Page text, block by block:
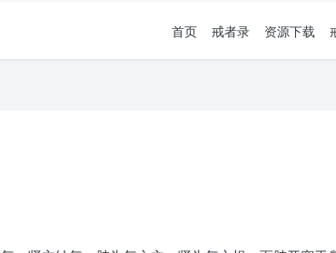
首页 戒者录 资源下载